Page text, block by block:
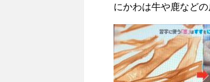
にかわは牛や鹿など